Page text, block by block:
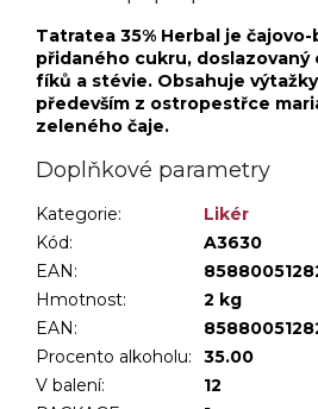
Tatratea 35% Herbal je
přidaného cukru,
fíků a stévie. Obsahuje
především z ostropestřce
zeleného čaje.
Doplňkové parametry
Kategorie:
Likér
Kód:
A3630
EAN:
Hmotnost:
2 kg
EAN:
Procento alkoholu:
35.00
V balení:
12